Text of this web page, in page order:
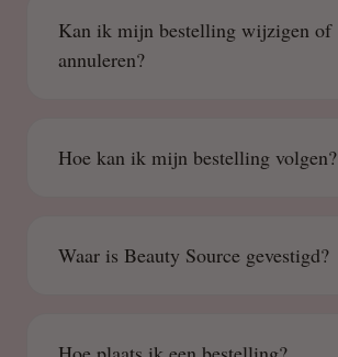
Kan ik mijn bestelling wijzigen of
annuleren?
Hoe kan ik mijn bestelling volgen?
Waar is Beauty Source gevestigd?